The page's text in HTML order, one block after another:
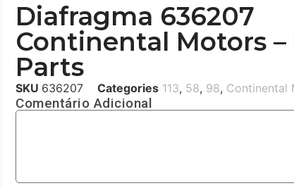
Diafragma 636207
Continental Motors –
Parts
SKU 636207 Categories 113, 58, 98, Continental
Comentário Adicional